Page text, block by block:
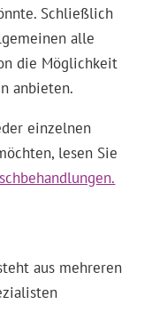
Schließlich
alle
die Möglichkeit
anbieten.
einzelnen
lesen Sie
aus mehreren